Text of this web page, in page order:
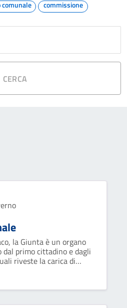
comunale commissione
CERCA
la Giunta è un organo
dal primo cittadino e dagli
riveste la carica di